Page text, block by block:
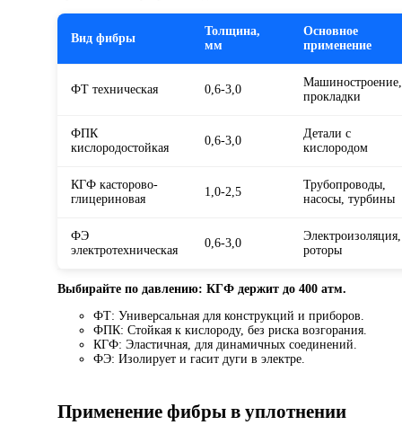
Вид фибры
Толщина,
мм
Основное
применение
ФТ техническая 0,6-3,0
Машиностроение,
прокладки
ФПК
кислородостойкая
0,6-3,0
Детали с
кислородом
КГФ касторово-
глицериновая
1,0-2,5
Трубопроводы,
насосы, турбины
ФЭ
электротехническая
0,6-3,0
Электроизоляция,
роторы
Выбирайте по давлению: КГФ держит до 400 атм.
ФТ: Универсальная для конструкций и приборов.
ФПК: Стойкая к кислороду, без риска возгорания.
КГФ: Эластичная, для динамичных соединений.
ФЭ: Изолирует и гасит дуги в электре.
Применение фибры в уплотнении